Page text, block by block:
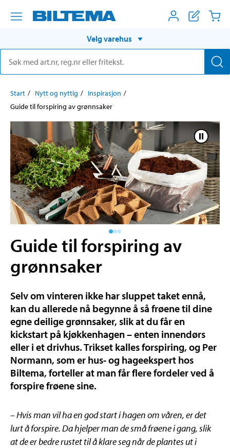
Velg varehus
Start Nytt og nyttig
Inspirasjon
Guide til forspiring av grønnsaker
Guide til forspiring av
grønnsaker
Selv om vinteren ikke har sluppet taket ennå,
kan du allerede nå begynne å så frøene til dine
egne deilige grønnsaker, slik at du får en
kickstart på kjøkkenhagen – enten innendørs
eller i et drivhus. Trikset kalles forspiring, og Per
Normann, som er hus- og hageekspert hos
Biltema, forteller at man får flere fordeler ved å
forspire frøene sine.
– Hvis man vil ha en god start i hagen om våren, er det
lurt å forspire. Da hjelper man de små frøene i gang, slik
at de er bedre rustet til å klare seg når de plantes ut i